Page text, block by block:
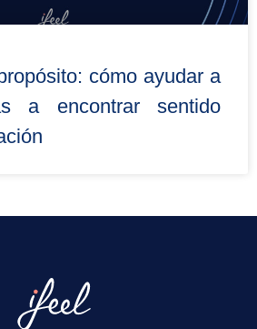
cómo ayudar a
a encontrar sentido